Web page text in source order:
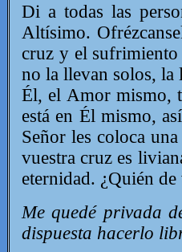
Di a todas las
Altísimo.
cruz y el sufrimiento
no la llevan solos, la
Él, el Amor mismo,
está en Él mismo,
Señor les coloca
vuestra cruz es
eternidad. ¿Quién
Me quedé privada
dispuesta hacerlo